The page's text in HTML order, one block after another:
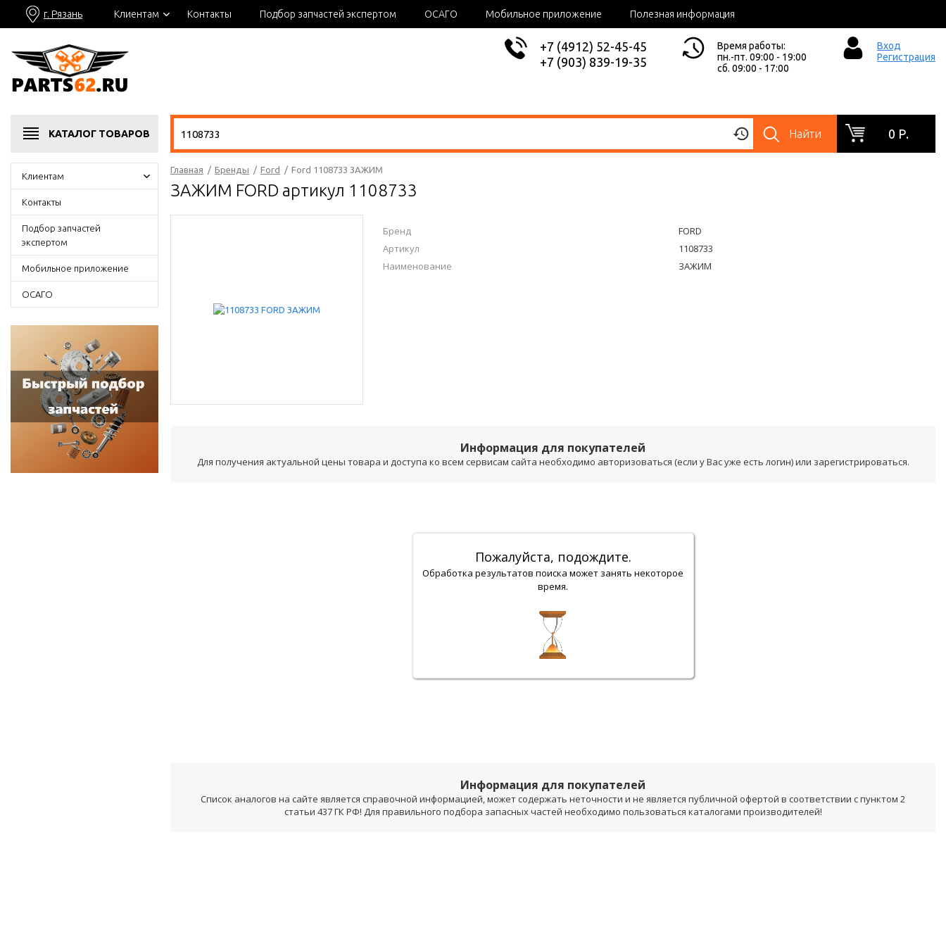
г. Рязань Клиентам Контакты Подбор запчастей экспертом ОСАГО Мобильное приложение Полезная информация
+7 (4912) 52-45-45
+7 (903) 839-19-35
Время работы:
пн.-пт. 09:00 - 19:00
сб. 09:00 - 17:00
Вход
Регистрация
КАТАЛОГ ТОВАРОВ Найти 0 Р.
Клиентам
Контакты
Подбор запчастей
экспертом
Мобильное приложение
ОСАГО
Главная / Бренды / Ford / Ford 1108733 ЗАЖИМ
ЗАЖИМ FORD артикул 1108733
Бренд
FORD
Артикул
1108733
Наименование
ЗАЖИМ
Информация для покупателей
Для получения актуальной цены товара и доступа ко всем сервисам сайта необходимо авторизоваться (если у Вас уже есть логин) или зарегистрироваться.
Пожалуйста, подождите.
Обработка результатов поиска может занять некоторое
время.
Информация для покупателей
Список аналогов на сайте является справочной информацией, может содержать неточности и не является публичной офертой в соответствии с пунктом 2
статьи 437 ГК РФ! Для правильного подбора запасных частей необходимо пользоваться каталогами производителей!